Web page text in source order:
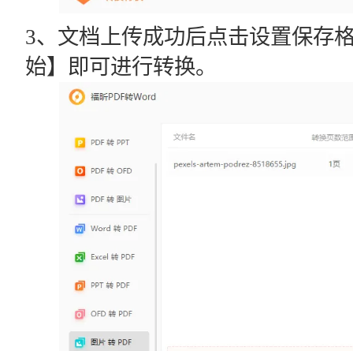
3、文档上传成功后点击设置保存
始】即可进行转换。